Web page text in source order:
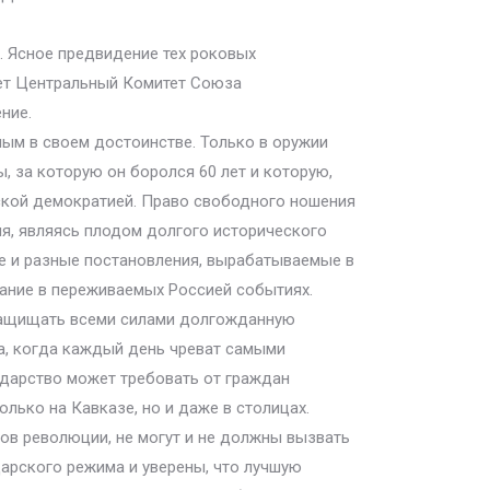
Ясное предвидение тех роковых
Центральный Комитет Союза
в своем достоинстве. Только в оружии
за которую он боролся 60 лет и которую,
демократией. Право свободного ношения
являясь плодом долгого исторического
и разные постановления, вырабатываемые в
в переживаемых Россией событиях.
всеми силами долгожданную
когда каждый день чреват самыми
может требовать от граждан
на Кавказе, но и даже в столицах.
революции, не могут и не должны вызвать
режима и уверены, что лучшую